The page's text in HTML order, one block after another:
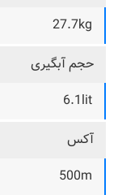
27.7kg
حجم آبگیری
6.1lit
آکس
500m